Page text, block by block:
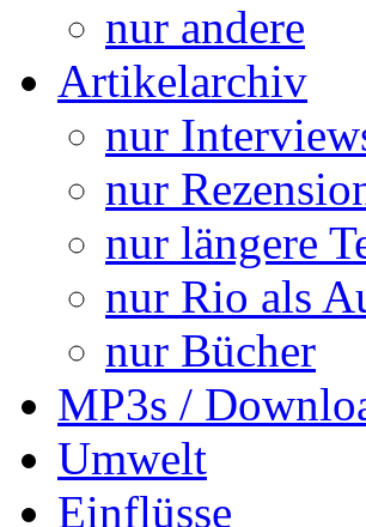
nur andere
Artikelarchiv
nur
nur
nur längere
nur Rio als
nur Bücher
MP3s /
Umwelt
Einflüsse